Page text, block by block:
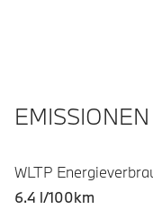
WLTP
6.4 l/100km